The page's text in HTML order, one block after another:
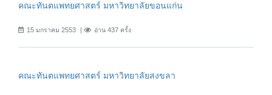
คณะทันตแพทยศาสตร์ มหาวิทยาลัยขอนแก่น
15 มกราคม 2553 อ่าน 437 ครั้ง
คณะทันตแพทยศาสตร์ มหาวิทยาลัยสงขลา